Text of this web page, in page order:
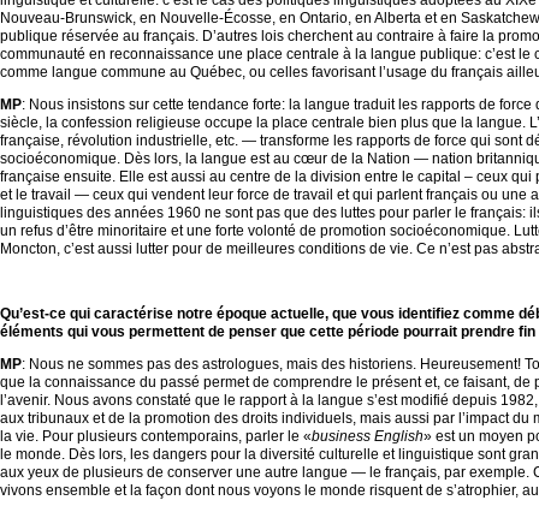
Nouveau-Brunswick, en Nouvelle-Écosse, en Ontario, en Alberta et en
publique réservée au français. D’autres lois cherchent au contraire à faire la
communauté en reconnaissance une place centrale à la langue publique: c’est le
comme langue commune au Québec, ou celles favorisant l’usage du français
MP: Nous insistons sur cette tendance forte: la langue traduit les rapports de force
siècle, la confession religieuse occupe la place centrale bien plus que la langue.
française, révolution industrielle, etc. — transforme les rapports de force qui sont
socioéconomique. Dès lors, la langue est au cœur de la Nation — nation
française ensuite. Elle est aussi au centre de la division entre le capital – ceux
et le travail — ceux qui vendent leur force de travail et qui parlent français ou une
linguistiques des années 1960 ne sont pas que des luttes pour parler le français:
un refus d’être minoritaire et une forte volonté de promotion socioéconomique.
Moncton, c’est aussi lutter pour de meilleures conditions de vie. Ce n’est pas
Qu’est-ce qui caractérise notre époque actuelle, que vous identifiez comme
éléments qui vous permettent de penser que cette période pourrait prendre
MP: Nous ne sommes pas des astrologues, mais des historiens. Heureusement!
que la connaissance du passé permet de comprendre le présent et, ce faisant, de
l’avenir. Nous avons constaté que le rapport à la langue s’est modifié depuis
aux tribunaux et de la promotion des droits individuels, mais aussi par l’impact du
la vie. Pour plusieurs contemporains, parler le «business English» est un moyen
le monde. Dès lors, les dangers pour la diversité culturelle et linguistique sont
aux yeux de plusieurs de conserver une autre langue — le français, par exemple.
vivons ensemble et la façon dont nous voyons le monde risquent de s’atrophier,